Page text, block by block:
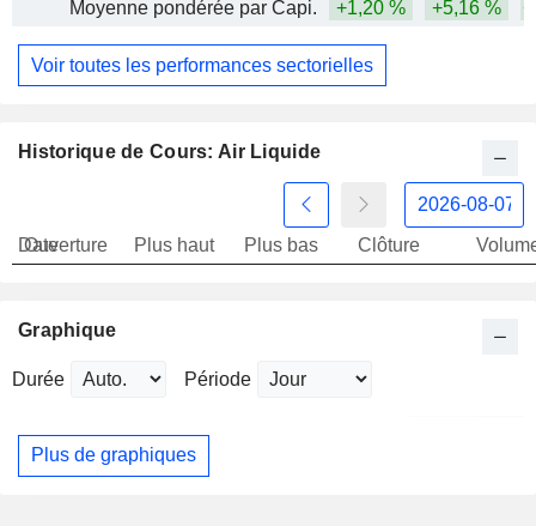
Moyenne pondérée par Capi. +1,20 % +5,16 %
Voir toutes les performances sectorielles
Historique de Cours: Air Liquide
Date
Ouverture Plus haut Plus bas Clôture
Graphique
Durée Période
Plus de graphiques